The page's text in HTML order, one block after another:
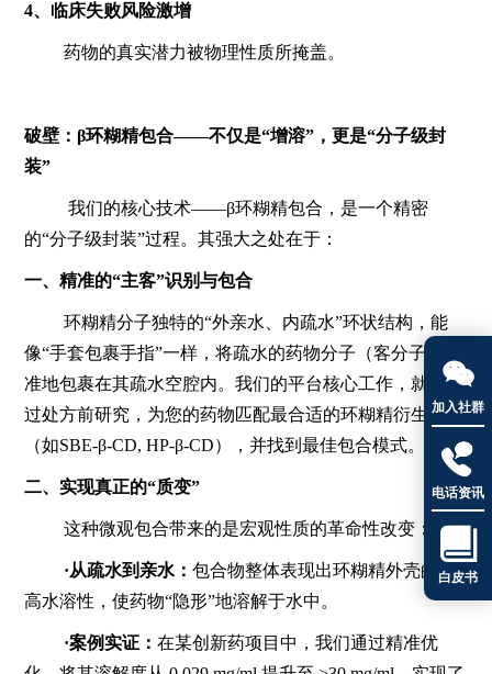

加入社群

电话资讯

白皮书
4、 临床失败风险激增
药物的真实潜力被物理性质所掩盖。
破壁：β环糊精包合——不仅是“增溶”，更是“分子级封
装”
我们的核心技术——β环糊精包合，是一个精密
的“分子级封装”过程。其强大之处在于：
一、精准的“主客”识别与包合
环糊精分子独特的“外亲水、内疏水”环状结构，能
像“手套包裹手指”一样，将疏水的药物分子（客分子）精
准地包裹在其疏水空腔内。我们的平台核心工作，就是通
过处方前研究，为您的药物匹配最合适的环糊精衍生物
（如SBE-β-CD, HP-β-CD），并找到最佳包合模式。
二、实现真正的“质变”
这种微观包合带来的是宏观性质的革命性改变：
·从疏水到亲水：包合物整体表现出环糊精外壳的极
高水溶性，使药物“隐形”地溶解于水中。
·案例实证：在某创新药项目中，我们通过精准优